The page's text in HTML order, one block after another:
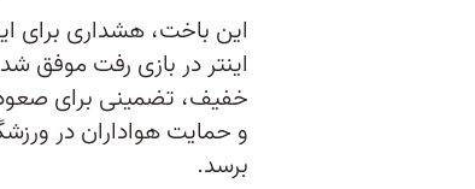
این باخت، هشداری برای
خفیف، تضمینی برای صعود
و حمایت هواداران در
برسد.